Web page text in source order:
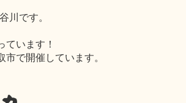
川です。
ています！
で開催しています。